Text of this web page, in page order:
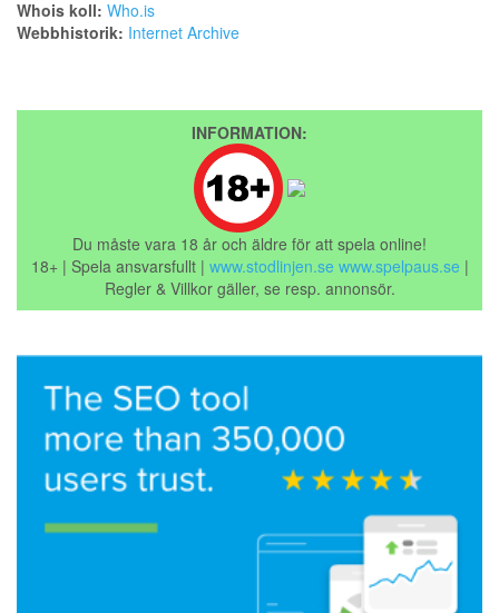
Whois koll: Who.is
Webbhistorik: Internet Archive
INFORMATION:
Du måste vara 18 år och äldre för att spela online!
18+ | Spela ansvarsfullt | www.stodlinjen.se www.spelpaus.se |
Regler & Villkor gäller, se resp. annonsör.